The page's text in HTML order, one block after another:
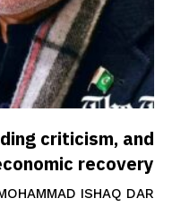
criticism, and
recovery
ISHAQ DAR